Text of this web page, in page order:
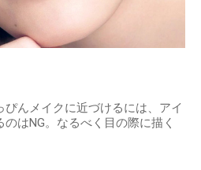
んメイクに近づけるには、アイ
はNG。なるべく目の際に描く